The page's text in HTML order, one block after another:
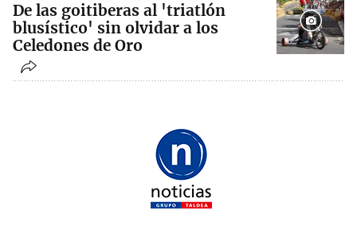
De las goitiberas al 'triatlón
blusístico' sin olvidar a los
Celedones de Oro